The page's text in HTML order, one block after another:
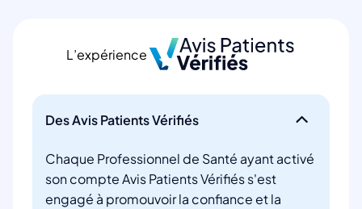
L’expérience
Des Avis Patients Vérifiés
Chaque Professionnel de Santé ayant activé
son compte Avis Patients Vérifiés s'est
engagé à promouvoir la confiance et la